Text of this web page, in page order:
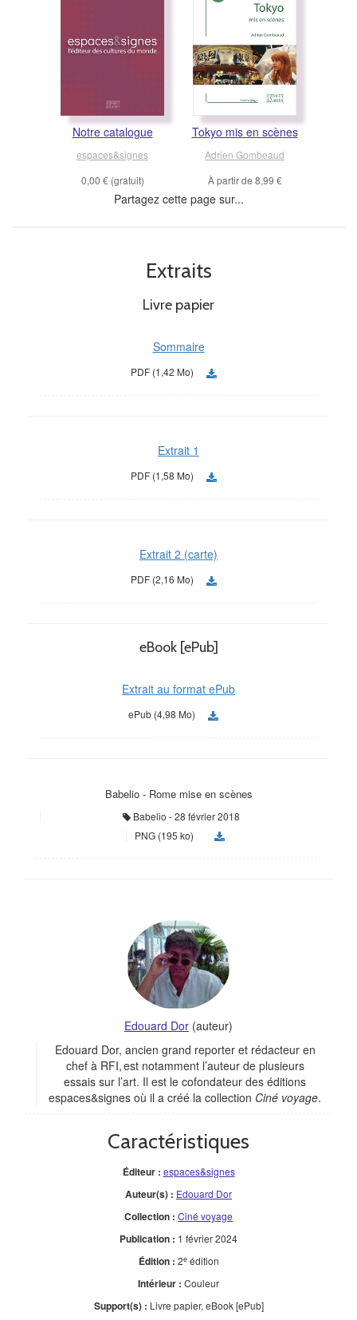
Notre catalogue
espaces&signes
0,00 € (gratuit)
Tokyo mis en scènes
Adrien Gombeaud
À partir de 8,99 €
Partagez cette page sur...
Extraits
Livre papier
Sommaire
PDF (1,42 Mo)
Extrait 1
PDF (1,58 Mo)
Extrait 2 (carte)
PDF (2,16 Mo)
eBook [ePub]
Extrait au format ePub
ePub (4,98 Mo)
Babelio - Rome mise en scènes
Babelio
28 février 2018
PNG (195 ko)
Edouard Dor (auteur)
Edouard Dor, ancien grand reporter et rédacteur en
chef à RFI, est notamment l’auteur de plusieurs
essais sur l’art. Il est le cofondateur des éditions
espaces&signes où il a créé la collection Ciné voyage.
Caractéristiques
Éditeur : espaces&signes
Auteur(s) : Edouard Dor
Collection : Ciné voyage
Publication : 1 février 2024
Édition : 2eédition
Intérieur : Couleur
Support(s) : Livre papier, eBook [ePub]